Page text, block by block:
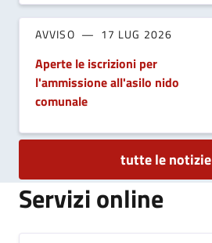
AVVISO 17 LUG 2026
Aperte le iscrizioni per
l'ammissione all'asilo nido
comunale
tutte le notizie
Servizi online